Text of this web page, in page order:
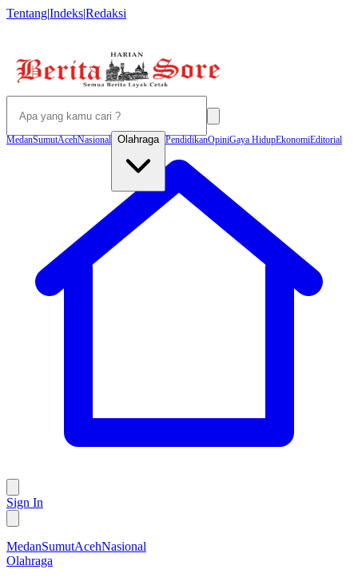
Tentang|Indeks|Redaksi
MedanSumutAcehNasional Olahraga PendidikanOpiniGaya HidupEkonomiEditorial
Sign In
MedanSumutAcehNasional
Olahraga